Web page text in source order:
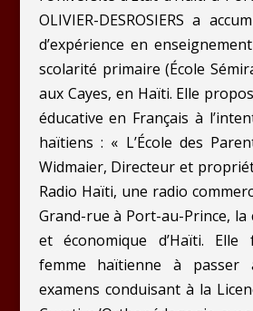
OLIVIER-DESROSIERS a
d’expérience en
scolarité primaire (École
aux Cayes, en Haïti. Elle
éducative en Français à
haïtiens : « L’École des
Widmaier, Directeur et
Radio Haïti, une radio
Grand-rue à Port-au-Prince, la
et économique d’Haïti.
femme haïtienne à passer
examens conduisant à la